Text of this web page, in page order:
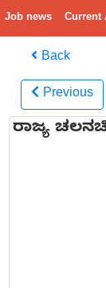
Job news Current
Back
Previous
ರಾಜ್ಯ